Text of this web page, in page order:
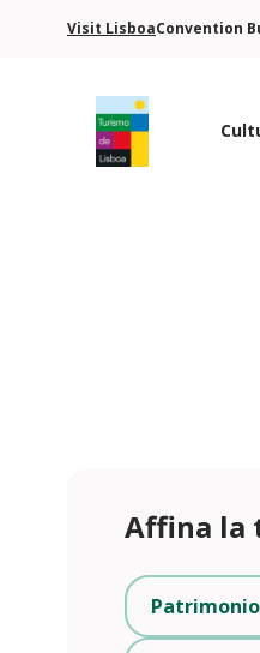
Visit LisboaConvention
Affina la